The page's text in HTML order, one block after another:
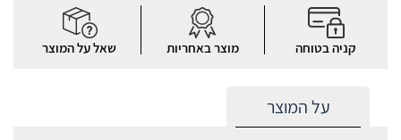
קניה בטוחה מוצר באחריות שאל על המוצר
על המוצר